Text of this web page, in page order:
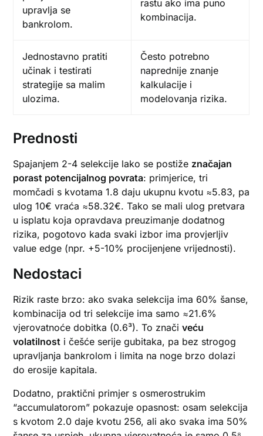
upravlja se
bankrolom.
rastu ako ima puno
kombinacija.
Jednostavno pratiti
učinak i testirati
strategije sa malim
ulozima.
Često potrebno
naprednije znanje
kalkulacije i
modelovanja rizika.
Prednosti
Spajanjem 2-4 selekcije lako se postiže značajan
porast potencijalnog povrata: primjerice, tri
momčadi s kvotama 1.8 daju ukupnu kvotu ≈5.83, pa
ulog 10€ vraća ≈58.32€. Tako se mali ulog pretvara
u isplatu koja opravdava preuzimanje dodatnog
rizika, pogotovo kada svaki izbor ima provjerljiv
value edge (npr. +5-10% procijenjene vrijednosti).
Nedostaci
Rizik raste brzo: ako svaka selekcija ima 60% šanse,
kombinacija od tri selekcije ima samo ≈21.6%
vjerovatnoće dobitka (0.6³). To značiveću
volatilnost i češće serije gubitaka, pa bez strogog
upravljanja bankrolom i limita na noge brzo dolazi
do erosije kapitala.
Dodatno, praktični primjer s osmerostrukim
“accumulatorom” pokazuje opasnost: osam selekcija
s kvotom 2.0 daje kvotu 256, ali ako svaka ima 50%